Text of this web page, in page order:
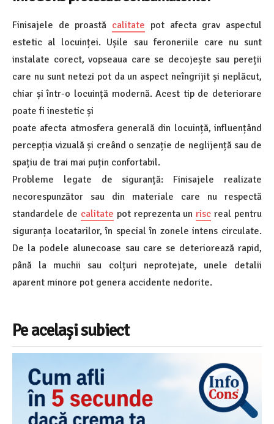
Finisajele de proastă calitate pot afecta grav aspectul
estetic al locuinței. Ușile sau feroneriile care nu sunt
instalate corect, vopseaua care se decojește sau pereții
care nu sunt netezi pot da un aspect neîngrijit și neplăcut,
chiar și într-o locuință modernă. Acest tip de deteriorare
poate fi inestetic și
poate afecta atmosfera generală din locuință, influențând
percepția vizuală și creând o senzație de neglijență sau de
spațiu de trai mai puțin confortabil.
Probleme legate de siguranță: Finisajele realizate
necorespunzător sau din materiale care nu respectă
standardele de calitate pot reprezenta unrisc real pentru
siguranța locatarilor, în special în zonele intens circulate.
De la podele alunecoase sau care se deteriorează rapid,
până la muchii sau colțuri neprotejate, unele detalii
aparent minore pot genera accidente nedorite.
Pe același subiect